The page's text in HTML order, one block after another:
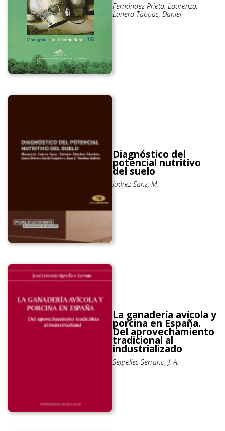
Fernández Prieto, Lourenzo;
Lanero Táboas, Daniel
Diagnóstico del
potencial nutritivo
del suelo
Juárez Sanz, M.
La ganadería avícola y
porcina en España.
Del aprovechamiento
tradicional al
industrializado
Segrelles Serrano, J. A.